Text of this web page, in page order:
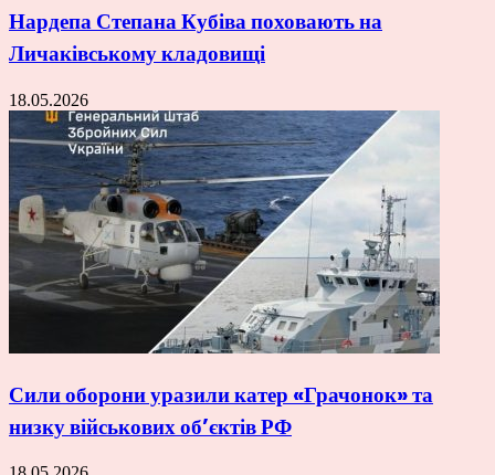
Нардепа Степана Кубіва поховають на
Личаківському кладовищі
18.05.2026
Сили оборони уразили катер «Грачонок» та
низку військових об’єктів РФ